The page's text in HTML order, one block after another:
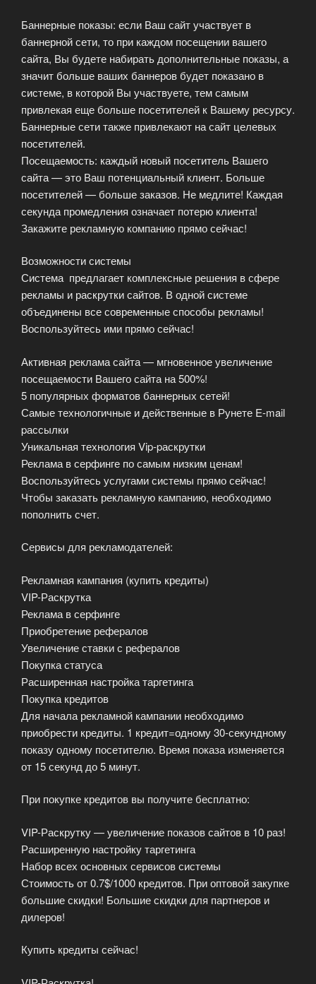
Баннерные показы: если Ваш сайт участвует в
баннерной сети, то при каждом посещении вашего
сайта, Вы будете набирать дополнительные показы, а
значит больше ваших баннеров будет показано в
системе, в которой Вы участвуете, тем самым
привлекая еще больше посетителей к Вашему ресурсу.
Баннерные сети также привлекают на сайт целевых
посетителей.
Посещаемость: каждый новый посетитель Вашего
сайта — это Ваш потенциальный клиент. Больше
посетителей — больше заказов. Не медлите! Каждая
секунда промедления означает потерю клиента!
Закажите рекламную компанию прямо сейчас!
Возможности системы
Система предлагает комплексные решения в сфере
рекламы и раскрутки сайтов. В одной системе
объединены все современные способы рекламы!
Воспользуйтесь ими прямо сейчас!
Активная реклама сайта — мгновенное увеличение
посещаемости Вашего сайта на 500%!
5 популярных форматов баннерных сетей!
Самые технологичные и действенные в Рунете E-mail
pассылки
Уникальная технология Vip-pаскрутки
Реклама в серфинге по самым низким ценам!
Воспользуйтесь услугами системы прямо сейчас!
Чтобы заказать рекламную кампанию, необходимо
пополнить счет.
Сервисы для рекламодателей:
Рекламная кампания (купить кредиты)
VIP-Раскрутка
Реклама в серфинге
Приобретение рефералов
Увеличение ставки с рефералов
Покупка статуса
Расширенная настройка таргетинга
Покупка кредитов
Для начала рекламной кампании необходимо
приобрести кредиты. 1 кредит=одному 30-секундному
показу одному посетителю. Время показа изменяется
от 15 секунд до 5 минут.
При покупке кредитов вы получите бесплатно:
VIP-Раскрутку — увеличение показов сайтов в 10 раз!
Расширенную настройку таргетинга
Набор всех основных сервисов системы
Стоимость от 0.7$/1000 кредитов. При оптовой закупке
большие скидки! Большие скидки для партнеров и
дилеров!
Купить кредиты сейчас!